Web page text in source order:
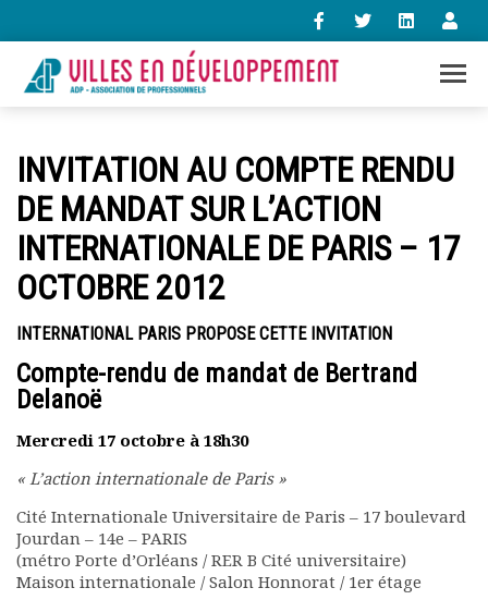
contact@villes-developpement.org
Accueil
L’association
Qui sommes-nous ?
Présentation vidéo
Le bureau
Statuts de l’association
Vie de l’association
Assemblées générales
Comptes rendus mensuels
Rapports financiers
Nous rejoindre
Le bulletin
INVITATION AU COMPTE RENDU
DE MANDAT SUR L’ACTION
INTERNATIONALE DE PARIS – 17
OCTOBRE 2012
INTERNATIONAL PARIS PROPOSE CETTE INVITATION
Compte-rendu de mandat de Bertrand
Delanoë
Mercredi 17 octobre à 18h30
« L’action internationale de Paris »
Cité Internationale Universitaire de Paris – 17 boulevard
Jourdan – 14e – PARIS
(métro Porte d’Orléans / RER B Cité universitaire)
Maison internationale / Salon Honnorat / 1er étage